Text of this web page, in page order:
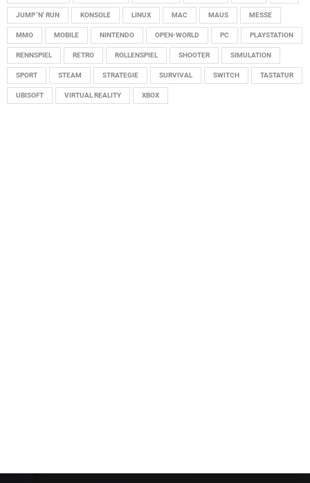
JUMP 'N' RUN KONSOLE LINUX MAC MAUS MESSE
MMO MOBILE NINTENDO OPEN-WORLD PC PLAYSTATION
RENNSPIEL RETRO ROLLENSPIEL SHOOTER SIMULATION
SPORT STEAM STRATEGIE SURVIVAL SWITCH TASTATUR
UBISOFT VIRTUAL REALITY XBOX